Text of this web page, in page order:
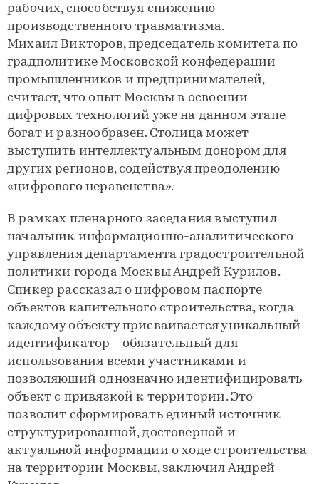
рабочих, способствуя снижению
производственного травматизма.
Михаил Викторов, председатель комитета по
градполитике Московской конфедерации
промышленников и предпринимателей,
считает, что опыт Москвы в освоении
цифровых технологий уже на данном этапе
богат и разнообразен. Столица может
выступить интеллектуальным донором для
других регионов, содействуя преодолению
«цифрового неравенства».
В рамках пленарного заседания выступил
начальник информационно-аналитического
управления департамента градостроительной
политики города Москвы Андрей Курилов.
Спикер рассказал о цифровом паспорте
объектов капительного строительства, когда
каждому объекту присваивается уникальный
идентификатор – обязательный для
использования всеми участниками и
позволяющий однозначно идентифицировать
объект с привязкой к территории. Это
позволит сформировать единый источник
структурированной, достоверной и
актуальной информации о ходе строительства
на территории Москвы, заключил Андрей